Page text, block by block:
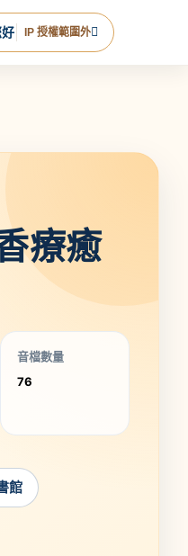
IP 授權範圍外
療癒
音檔數量
76
館